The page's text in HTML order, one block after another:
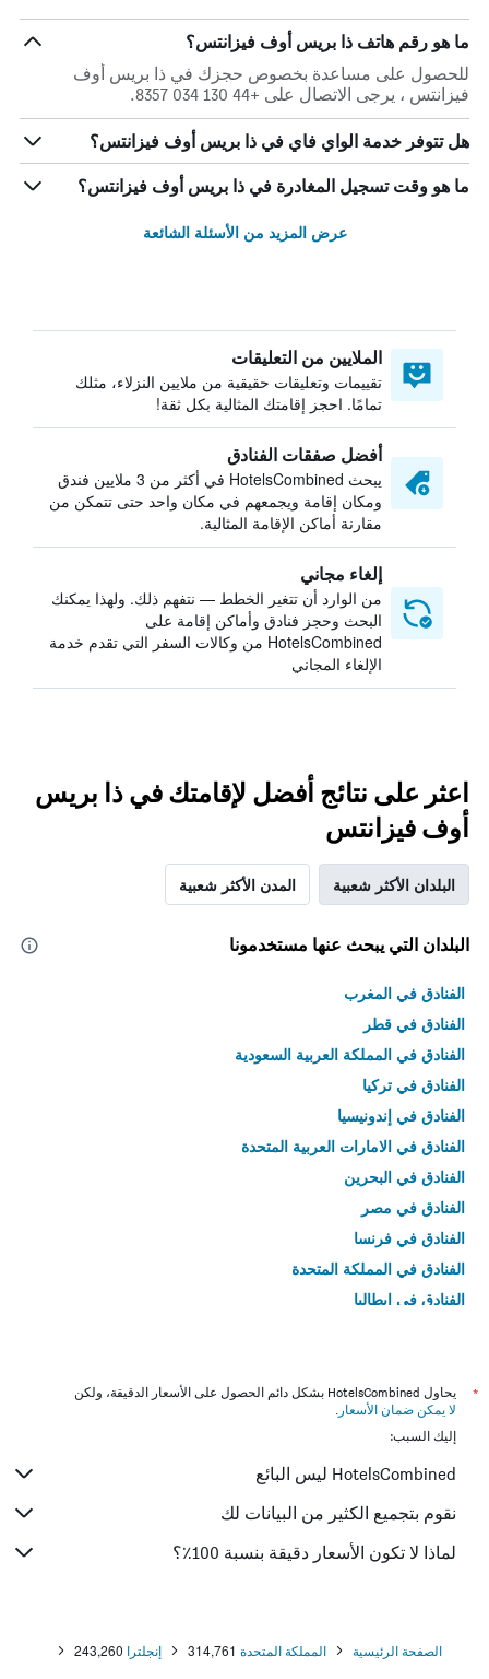
ما هو رقم هاتف ذا بريس أوف فيزانتس؟
للحصول على مساعدة بخصوص حجزك في ذا بريس أوف
فيزانتس ، يرجى الاتصال على +44 130 034 8357.
هل تتوفر خدمة الواي فاي في ذا بريس أوف فيزانتس؟
ما هو وقت تسجيل المغادرة في ذا بريس أوف فيزانتس؟
عرض المزيد من الأسئلة الشائعة
الملايين من التعليقات
تقييمات وتعليقات حقيقية من ملايين النزلاء، مثلك
تمامًا. احجز إقامتك المثالية بكل ثقة!
أفضل صفقات الفنادق
يبحث HotelsCombined في أكثر من 3 ملايين فندق
ومكان إقامة ويجمعهم في مكان واحد حتى تتمكن من
مقارنة أماكن الإقامة المثالية.
إلغاء مجاني
من الوارد أن تتغير الخطط — نتفهم ذلك. ولهذا يمكنك
البحث وحجز فنادق وأماكن إقامة على
HotelsCombined من وكالات السفر التي تقدم خدمة
الإلغاء المجاني
اعثر على نتائج أفضل لإقامتك في ذا بريس
أوف فيزانتس
البلدان الأكثر شعبية المدن الأكثر شعبية
البلدان التي يبحث عنها مستخدمونا
الفنادق في المغرب
الفنادق في قطر
الفنادق في المملكة العربية السعودية
الفنادق في تركيا
الفنادق في إندونيسيا
الفنادق في الامارات العربية المتحدة
الفنادق في البحرين
الفنادق في مصر
الفنادق في فرنسا
الفنادق في المملكة المتحدة
الفنادق في إيطاليا
*
يحاول HotelsCombined بشكل دائم الحصول على الأسعار الدقيقة، ولكن
لا يمكن ضمان الأسعار .
إليك السبب:
HotelsCombined ليس البائع
نقوم بتجميع الكثير من البيانات لك
لماذا لا تكون الأسعار دقيقة بنسبة 100٪؟
الصفحة الرئيسية المملكة المتحدة 314,761 إنجلترا 243,260